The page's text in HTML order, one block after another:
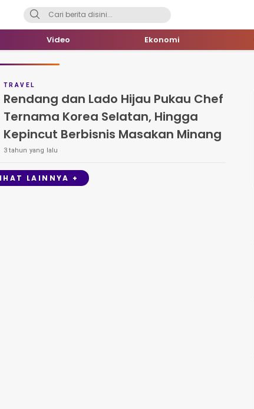
Video Ekonomi
TRAVEL
Rendang dan Lado Hijau Pukau Chef
Ternama Korea Selatan, Hingga
Kepincut Berbisnis Masakan Minang
3 tahun yang lalu
LAINNYA +